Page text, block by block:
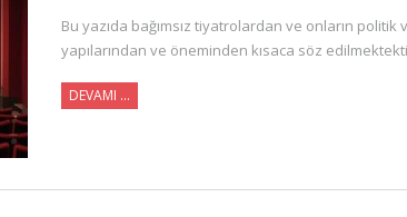
Bu yazıda bağımsız tiyatrolardan ve onların
yapılarından ve öneminden kısaca söz
DEVAMI ...